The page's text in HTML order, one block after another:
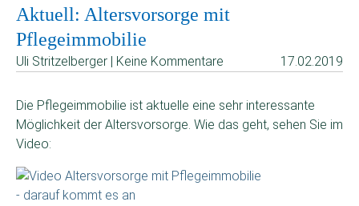
Aktuell: Altersvorsorge mit
Pflegeimmobilie
Uli Stritzelberger | Keine Kommentare 17.02.2019
Die Pflegeimmobilie ist aktuelle eine sehr interessante
Möglichkeit der Altersvorsorge. Wie das geht, sehen Sie im
Video: